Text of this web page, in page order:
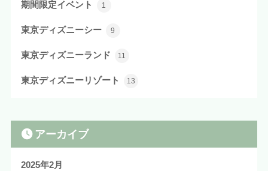
期間限定イベント 1
東京ディズニーシー 9
東京ディズニーランド 11
東京ディズニーリゾート 13
アーカイブ
2025年2月